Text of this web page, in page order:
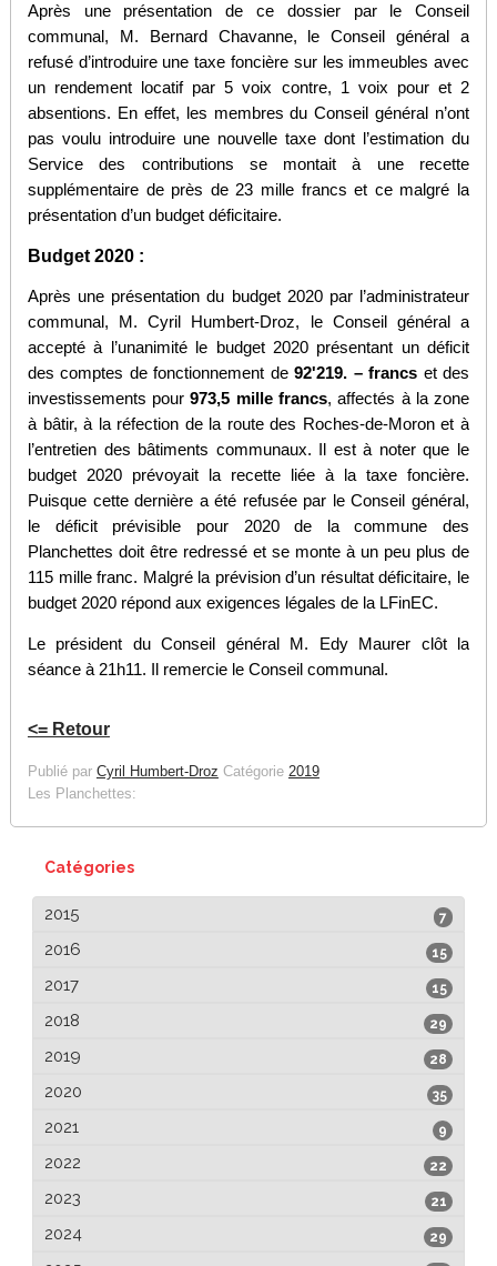
Après une présentation de ce dossier par le Conseil
communal, M. Bernard Chavanne, le Conseil général a
refusé d’introduire une taxe foncière sur les immeubles avec
un rendement locatif par 5 voix contre, 1 voix pour et 2
absentions. En effet, les membres du Conseil général n’ont
pas voulu introduire une nouvelle taxe dont l’estimation du
Service des contributions se montait à une recette
supplémentaire de près de 23 mille francs et ce malgré la
présentation d’un budget déficitaire.
Budget 2020 :
Après une présentation du budget 2020 par l’administrateur
communal, M. Cyril Humbert-Droz, le Conseil général a
accepté à l’unanimité le budget 2020 présentant un déficit
des comptes de fonctionnement de92'219. – francs et des
investissements pour973,5 mille francs, affectés à la zone
à bâtir, à la réfection de la route des Roches-de-Moron et à
l’entretien des bâtiments communaux. Il est à noter que le
budget 2020 prévoyait la recette liée à la taxe foncière.
Puisque cette dernière a été refusée par le Conseil général,
le déficit prévisible pour 2020 de la commune des
Planchettes doit être redressé et se monte à un peu plus de
115 mille franc. Malgré la prévision d’un résultat déficitaire, le
budget 2020 répond aux exigences légales de la LFinEC.
Le président du Conseil général M. Edy Maurer clôt la
séance à 21h11. Il remercie le Conseil communal.
<= Retour
Publié par Cyril Humbert-Droz Catégorie 2019
Les Planchettes:
Catégories
7
2015
15
2016
15
2017
29
2018
28
2019
35
2020
9
2021
22
2022
21
2023
29
2024